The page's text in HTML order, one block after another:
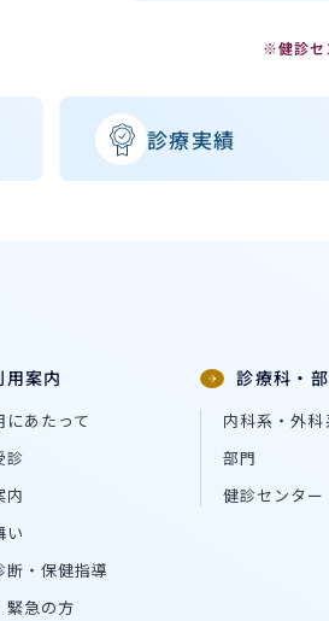
※健診セ
診療実績
用案内
にあたって
診
内
い
断・保健指導
緊急の方
診療科・
内科系・外科
部門
健診センター